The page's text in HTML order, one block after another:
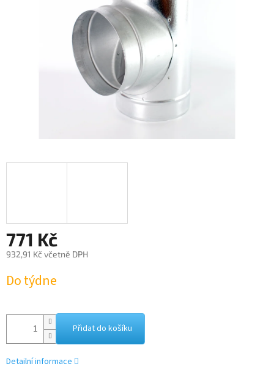
771 Kč
932,91 Kč včetně DPH
cena:
Do týdne
Přidat do košíku
Detailní informace